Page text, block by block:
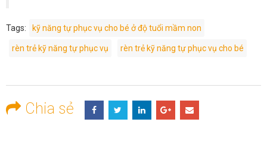
Tags: kỹ năng tự phục vụ cho bé ở độ tuổi mầm non
rèn trẻ kỹ năng tự phục vụ rèn trẻ kỹ năng tự phục vụ cho bé
Chia sẻ